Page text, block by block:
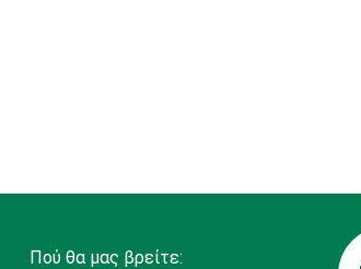
Πού θα μας βρείτε: